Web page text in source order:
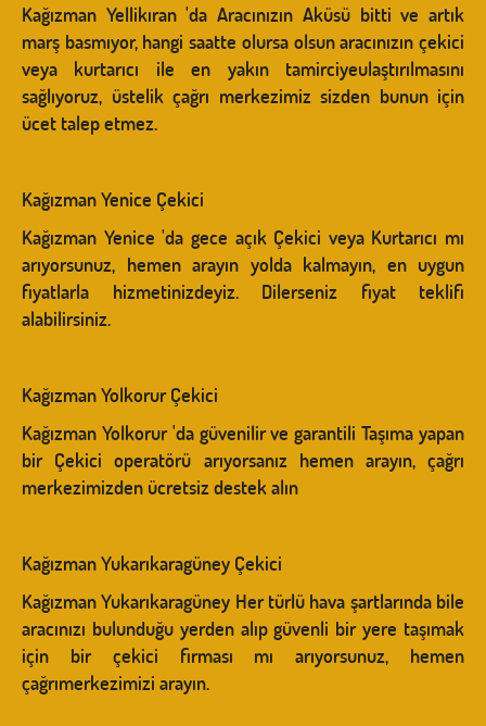
Kağızman Yellikıran 'da Aracınızın Aküsü bitti ve artık
marş basmıyor, hangi saatte olursa olsun aracınızın çekici
veya kurtarıcı ile en yakın tamirciyeulaştırılmasını
sağlıyoruz, üstelik çağrı merkezimiz sizden bunun için
ücet talep etmez.
Kağızman Yenice Çekici
Kağızman Yenice 'da gece açık Çekici veya Kurtarıcı mı
arıyorsunuz, hemen arayın yolda kalmayın, en uygun
fiyatlarla hizmetinizdeyiz. Dilerseniz fiyat teklifi
alabilirsiniz.
Kağızman Yolkorur Çekici
Kağızman Yolkorur 'da güvenilir ve garantili Taşıma yapan
bir Çekici operatörü arıyorsanız hemen arayın, çağrı
merkezimizden ücretsiz destek alın
Kağızman Yukarıkaragüney Çekici
Kağızman Yukarıkaragüney Her türlü hava şartlarında bile
aracınızı bulunduğu yerden alıp güvenli bir yere taşımak
için bir çekici firması mı arıyorsunuz, hemen
çağrımerkezimizi arayın.